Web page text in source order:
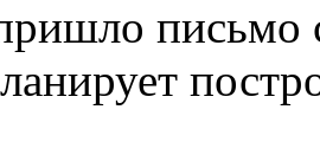
письмо